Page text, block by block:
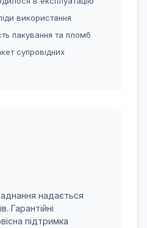
використання
пакування та пломб
супровідних
надається
Гарантійні
підтримка